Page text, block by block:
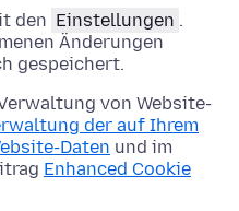
den Einstellungen .
Änderungen
gespeichert.
von Website-
der auf Ihrem
Daten und im
Enhanced Cookie